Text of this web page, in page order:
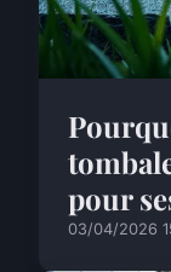
pour
03/04/2026